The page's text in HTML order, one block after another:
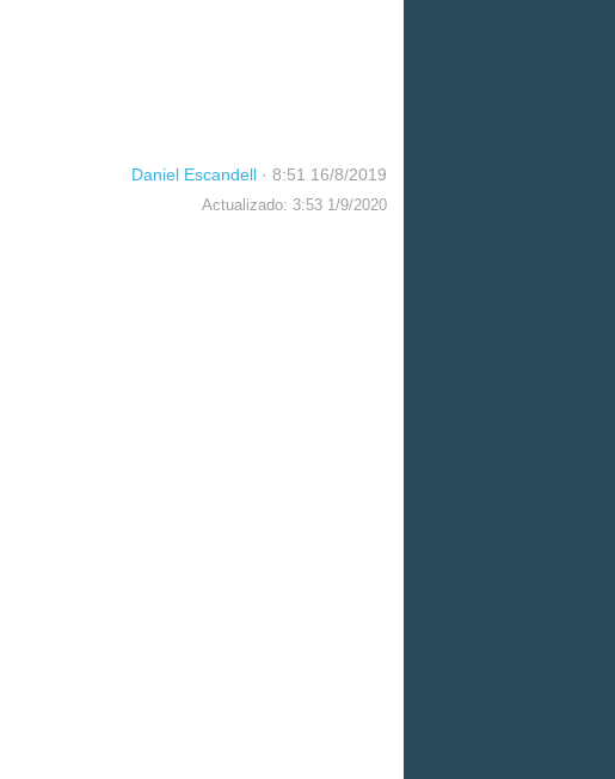
Daniel Escandell · 8:51 16/8/2019
Actualizado: 3:53 1/9/2020